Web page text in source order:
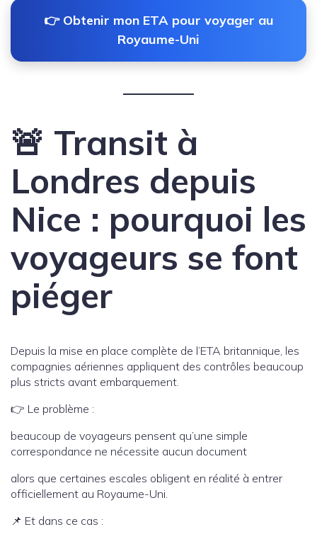
👉 Obtenir mon ETA pour voyager au
Royaume-Uni
🚨 Transit à
Londres depuis
Nice : pourquoi les
voyageurs se font
piéger
Depuis la mise en place complète de l’ETA britannique, les
compagnies aériennes appliquent des contrôles beaucoup
plus stricts avant embarquement.
👉 Le problème :
beaucoup de voyageurs pensent qu’une simple
correspondance ne nécessite aucun document
alors que certaines escales obligent en réalité à entrer
officiellement au Royaume-Uni.
📌 Et dans ce cas :